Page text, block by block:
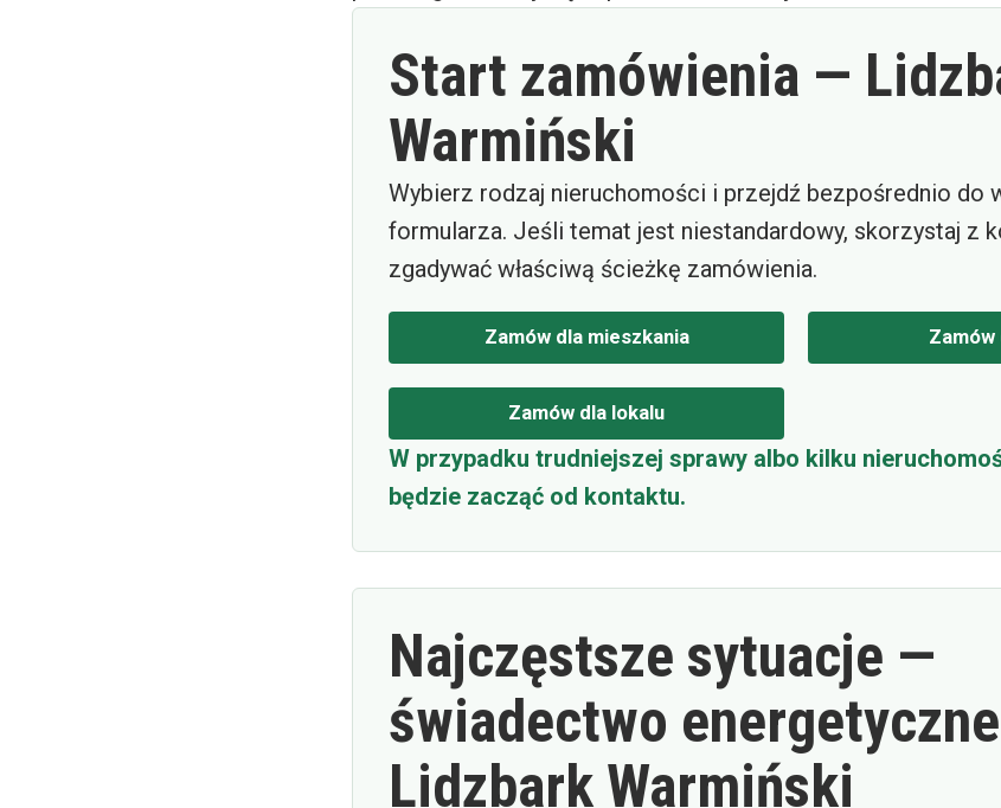
Start zamówienia —
Warmiński
Wybierz rodzaj nieruchomości i przejdź bezpośrednio do
formularza. Jeśli temat jest niestandardowy, skorzystaj z
zgadywać właściwą ścieżkę zamówienia.
Zamów dla mieszkania Zamów
Zamów dla lokalu
W przypadku trudniejszej sprawy albo kilku
będzie zacząć od kontaktu.
Najczęstsze sytuacje —
świadectwo energetyczne
Lidzbark Warmiński